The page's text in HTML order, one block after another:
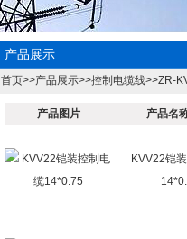
产品展示
首页>>产品展示>>控制电缆线>>ZR-
产品图片 产品名
KVV22铠